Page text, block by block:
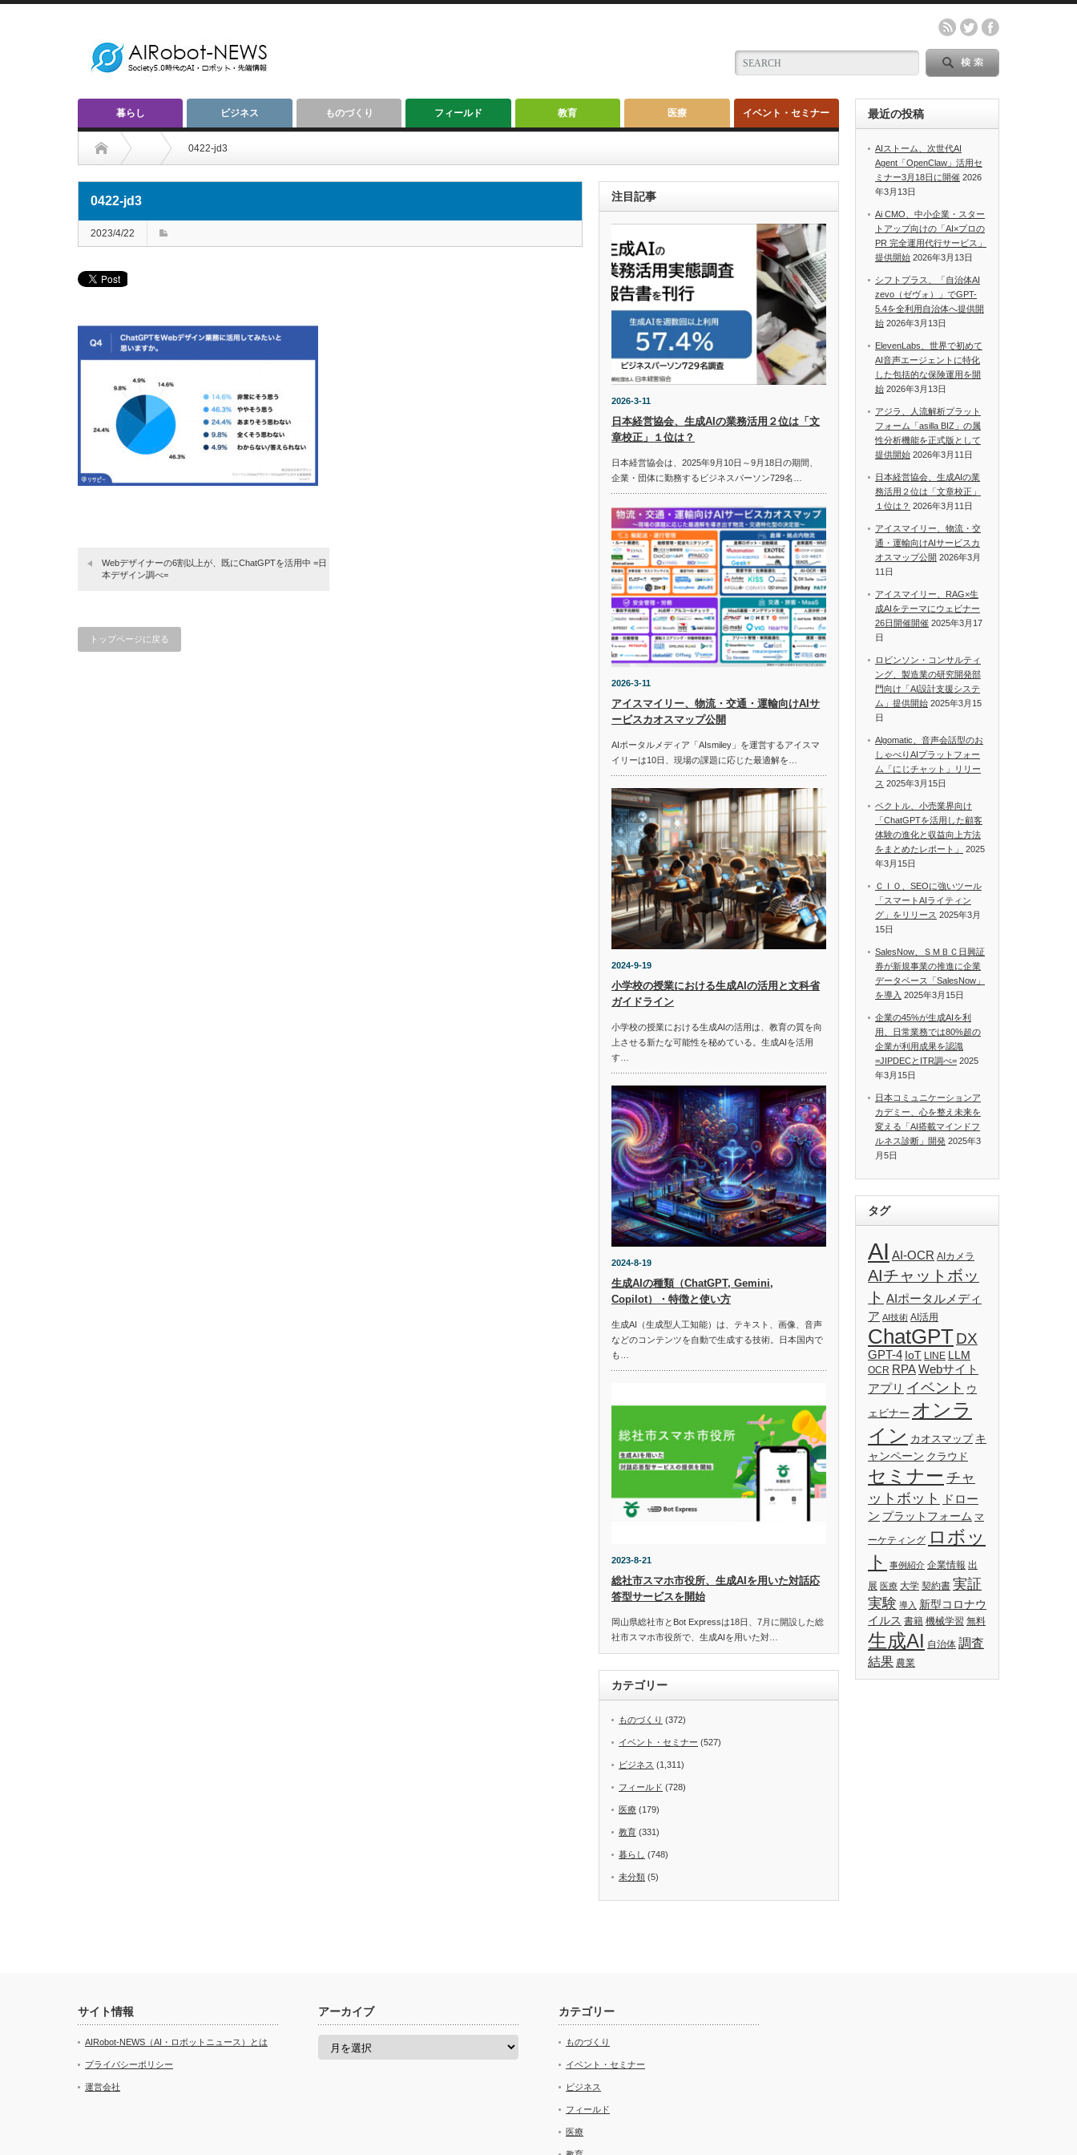
暮らし ビジネス ものづくり フィールド 教育 医療 イベント・セミナー
0422-jd3
0422-jd3
2023/4/22
Webデザイナーの6割以上が、既にChatGPTを活用中 =日
本デザイン調べ=
トップページに戻る
注目記事
2026-3-11
日本経営協会、生成AIの業務活用２位は「文
章校正」１位は？
日本経営協会は、2025年9月10日～9月18日の期間、
企業・団体に勤務するビジネスパーソン729名…
2026-3-11
アイスマイリー、物流・交通・運輸向けAIサ
ービスカオスマップ公開
AIポータルメディア「AIsmiley」を運営するアイスマ
イリーは10日、現場の課題に応じた最適解を…
2024-9-19
小学校の授業における生成AIの活用と文科省
ガイドライン
小学校の授業における生成AIの活用は、教育の質を向
上させる新たな可能性を秘めている。生成AIを活用
す…
2024-8-19
生成AIの種類（ChatGPT, Gemini,
Copilot）・特徴と使い方
生成AI（生成型人工知能）は、テキスト、画像、音声
などのコンテンツを自動で生成する技術。日本国内で
も…
2023-8-21
総社市スマホ市役所、生成AIを用いた対話応
答型サービスを開始
岡山県総社市とBot Expressは18日、7月に開設した総
社市スマホ市役所で、生成AIを用いた対…
カテゴリー
ものづくり (372)
イベント・セミナー (527)
ビジネス (1,311)
フィールド (728)
医療 (179)
教育 (331)
暮らし (748)
未分類 (5)
最近の投稿
AIストーム、次世代AI
Agent「OpenClaw」活用セ
ミナー3月18日に開催 2026
年3月13日
Ai CMO、中小企業・スター
トアップ向けの「AI×プロの
PR 完全運用代行サービス」
提供開始 2026年3月13日
シフトプラス、「自治体AI
zevo（ゼヴォ）」でGPT-
5.4を全利用自治体へ提供開
始 2026年3月13日
ElevenLabs、世界で初めて
AI音声エージェントに特化
した包括的な保険運用を開
始 2026年3月13日
アジラ、人流解析プラット
フォーム「asilla BIZ」の属
性分析機能を正式版として
提供開始 2026年3月11日
日本経営協会、生成AIの業
務活用２位は「文章校正」
１位は？ 2026年3月11日
アイスマイリー、物流・交
通・運輸向けAIサービスカ
オスマップ公開 2026年3月
11日
アイスマイリー、RAG×生
成AIをテーマにウェビナー
26日開催開催 2025年3月17
日
ロビンソン・コンサルティ
ング、製造業の研究開発部
門向け「AI設計支援システ
ム」提供開始 2025年3月15
日
Algomatic、音声会話型のお
しゃべりAIプラットフォー
ム「にじチャット」リリー
ス 2025年3月15日
ベクトル、小売業界向け
「ChatGPTを活用した顧客
体験の進化と収益向上方法
をまとめたレポート」
2025
年3月15日
ＣＩＯ、SEOに強いツール
「スマートAIライティン
グ」をリリース 2025年3月
15日
SalesNow、ＳＭＢＣ日興証
券が新規事業の推進に企業
データベース「SalesNow」
を導入 2025年3月15日
企業の45%が生成AIを利
用、日常業務では80%超の
企業が利用成果を認識
=JIPDECとITR調べ= 2025
年3月15日
日本コミュニケーションア
カデミー、心を整え未来を
変える「AI搭載マインドフ
ルネス診断」開発 2025年3
月5日
タグ
AI AI-OCR AIカメラ
AIチャットボッ
ト AIポータルメディ
ア AI技術 AI活用
ChatGPTDX
GPT-4 IoT LINE LLM
OCR RPAWebサイト
アプリ イベント ウ
ェビナー オンラ
イン カオスマップ キ
ャンペーン クラウド
セミナー チャ
ットボット
ドロー
ン プラットフォーム マ
ーケティング ロボッ
ト
事例紹介 企業情報 出
展 医療 大学 契約書 実証
実験 導入 新型コロナウ
イルス 書籍 機械学習 無料
生成AI 自治体 調査
結果 農業
サイト情報
AIRobot-NEWS（AI・ロボットニュース）とは
プライバシーポリシー
運営会社
アーカイブ
ア
カテゴリー
ものづくり
イベント・セミナー
ビジネス
フィールド
医療